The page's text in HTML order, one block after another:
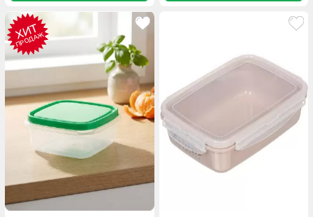
ХИТ
ПРОДАЖ